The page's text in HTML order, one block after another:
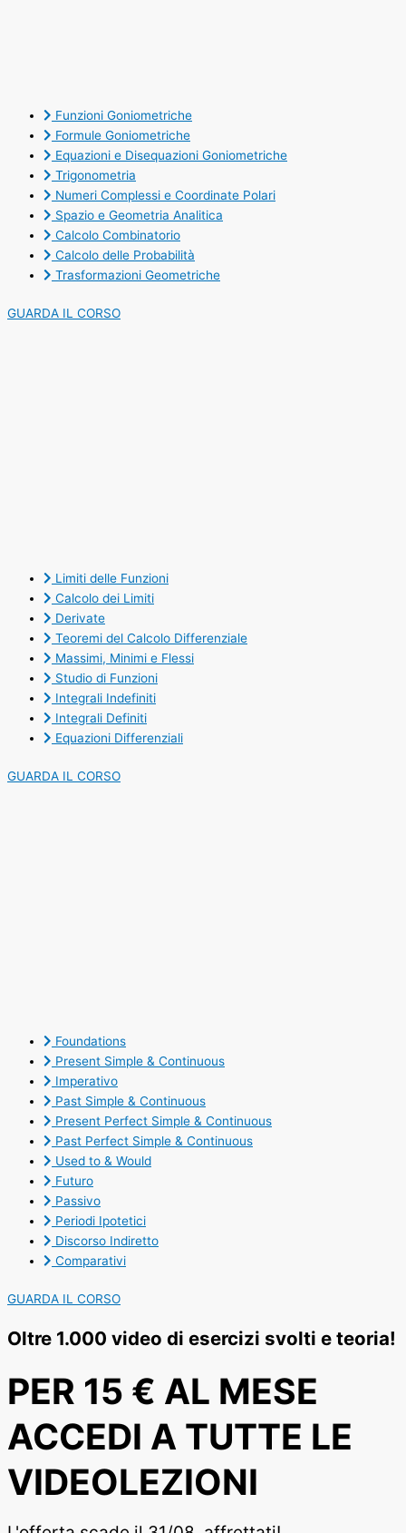
Funzioni Goniometriche
Formule Goniometriche
Equazioni e Disequazioni Goniometriche
Trigonometria
Numeri Complessi e Coordinate Polari
Spazio e Geometria Analitica
Calcolo Combinatorio
Calcolo delle Probabilità
Trasformazioni Geometriche
GUARDA IL CORSO
Limiti delle Funzioni
Calcolo dei Limiti
Derivate
Teoremi del Calcolo Differenziale
Massimi, Minimi e Flessi
Studio di Funzioni
Integrali Indefiniti
Integrali Definiti
Equazioni Differenziali
GUARDA IL CORSO
Foundations
Present Simple & Continuous
Imperativo
Past Simple & Continuous
Present Perfect Simple & Continuous
Past Perfect Simple & Continuous
Used to & Would
Futuro
Passivo
Periodi Ipotetici
Discorso Indiretto
Comparativi
GUARDA IL CORSO
Oltre 1.000 video di esercizi svolti e teoria!
PER 15 € AL MESE
ACCEDI A TUTTE LE
VIDEOLEZIONI